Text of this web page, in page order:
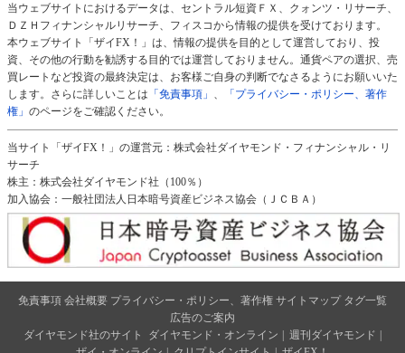
当ウェブサイトにおけるデータは、セントラル短資ＦＸ、クォンツ・リサーチ、
ＤＺＨフィナンシャルリサーチ、フィスコから情報の提供を受けております。
本ウェブサイト「ザイFX！」は、情報の提供を目的として運営しており、投
資、その他の行動を勧誘する目的では運営しておりません。通貨ペアの選択、売
買レートなど投資の最終決定は、お客様ご自身の判断でなさるようにお願いいた
します。さらに詳しいことは 「免責事項」
「プライバシー・ポリシー、著作
権」 のページをご確認ください。
当サイト「ザイFX！」の運営元：株式会社ダイヤモンド・フィナンシャル・リ
サーチ
株主：株式会社ダイヤモンド社（100％）
加入協会：一般社団法人日本暗号資産ビジネス協会（ＪＣＢＡ）
免責事項 会社概要 プライバシー・ポリシー、著作権 サイトマップ タグ一覧
広告のご案内
ダイヤモンド社のサイト
ダイヤモンド・オンライン 週刊ダイヤモンド